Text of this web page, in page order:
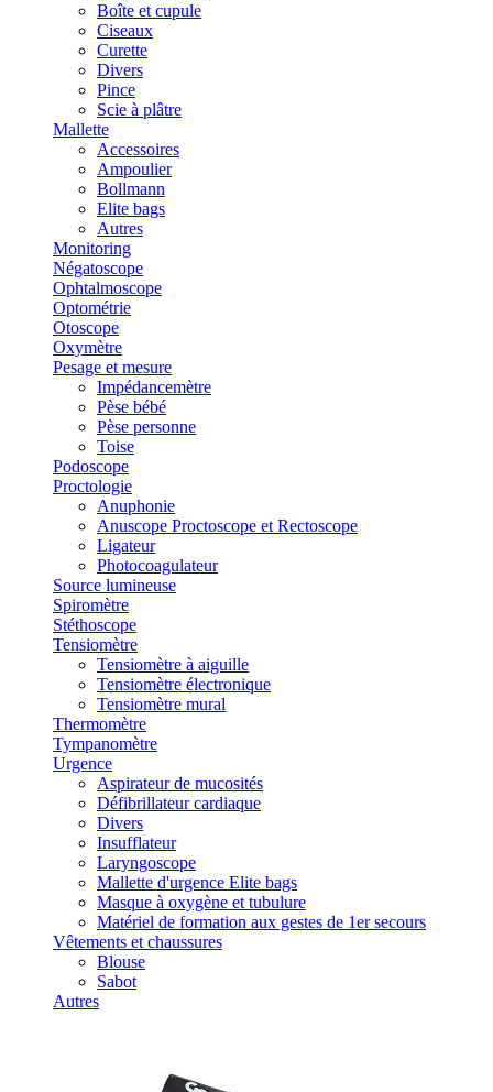
Boîte et cupule
Ciseaux
Curette
Divers
Pince
Scie à plâtre
Mallette
Accessoires
Ampoulier
Bollmann
Elite bags
Autres
Monitoring
Négatoscope
Ophtalmoscope
Optométrie
Otoscope
Oxymètre
Pesage et mesure
Impédancemètre
Pèse bébé
Pèse personne
Toise
Podoscope
Proctologie
Anuphonie
Anuscope Proctoscope et Rectoscope
Ligateur
Photocoagulateur
Source lumineuse
Spiromètre
Stéthoscope
Tensiomètre
Tensiomètre à aiguille
Tensiomètre électronique
Tensiomètre mural
Thermomètre
Tympanomètre
Urgence
Aspirateur de mucosités
Défibrillateur cardiaque
Divers
Insufflateur
Laryngoscope
Mallette d'urgence Elite bags
Masque à oxygène et tubulure
Matériel de formation aux gestes de 1er secours
Vêtements et chaussures
Blouse
Sabot
Autres